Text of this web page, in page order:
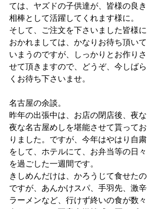
ては、ヤズドの子供達が、皆様の良き
相棒として活躍してくれます様に。
そして、ご注文を下さいました皆様に
おかれましては、かなりお待ち頂いて
いまうのですが、しっかりとお作りさ
せて頂きますので、どうぞ、今しばら
くお待ち下さいませ。
名古屋の余談。
昨年の出張中は、お店の閉店後、夜な
夜な名古屋めしを堪能させて貰ってお
りました。ですが、今年はやはり自粛
をして、ホテルにて、お弁当等の日々
を過ごした一週間です。
きしめんだけは、かろうじて食せたの
ですが、あんかけスパ、手羽先、激辛
ラーメンなど、行けず終いの食が数々